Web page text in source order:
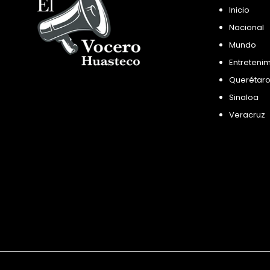
Inicio
Nacional
Mundo
Querétaro
Sinaloa
Veracruz